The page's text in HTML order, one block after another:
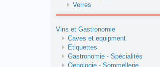
Verres
Vins et Gastronomie
Caves et equipment
Etiquettes
Gastronomie - Spécialités
Oenologie - Sommellerie